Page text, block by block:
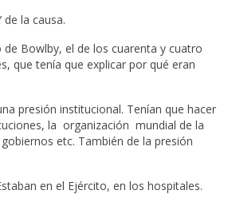
de la causa.
de Bowlby, el de los cuarenta y cuatro
que tenía que explicar por qué eran
presión institucional. Tenían que hacer
la organización mundial de la
etc. También de la presión
en el Ejército, en los hospitales.